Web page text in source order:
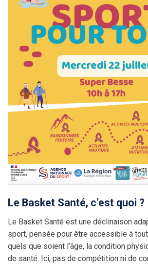
Stage Basket Santé
Tournoi Inter-Comités U13
Tournoi des Étoiles
Tournoi Inter-Zones U13
Tournoi Inter-Secteurs U14
Tournoi Inter-Pôles U15
Tournoi 3×3 des Pôles
Académie Christian Jallon
Formation dirigeant
Le Basket Santé, c’est quoi ?
Le Basket Santé est une déclinaison
sport, pensée pour être accessible à
quels que soient l’âge, la condition
de santé. Ici, pas de compétition ni de